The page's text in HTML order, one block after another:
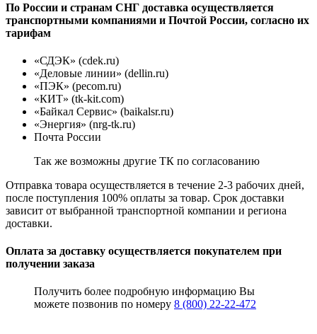
По России и странам СНГ доставка осуществляется
транспортными компаниями и Почтой России, согласно их
тарифам
«СДЭК» (cdek.ru)
«Деловые линии» (dellin.ru)
«ПЭК» (pecom.ru)
«КИТ» (tk-kit.com)
«Байкал Сервис» (baikalsr.ru)
«Энергия» (nrg-tk.ru)
Почта России
Так же возможны другие ТК по согласованию
Отправка товара осуществляется в течение 2-3 рабочих дней,
после поступления 100% оплаты за товар. Срок доставки
зависит от выбранной транспортной компании и региона
доставки.
Оплата за доставку осуществляется покупателем при
получении заказа
Получить более подробную информацию Вы
можете позвонив по номеру 8 (800) 22-22-472